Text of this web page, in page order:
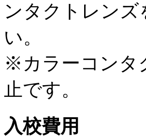
ンタクトレン
い。
※カラーコンタ
止です。
入校費用